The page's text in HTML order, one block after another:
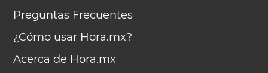
Preguntas Frecuentes
¿Cómo usar Hora.mx?
Acerca de Hora.mx